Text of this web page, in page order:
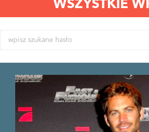
WSZYSTKIE